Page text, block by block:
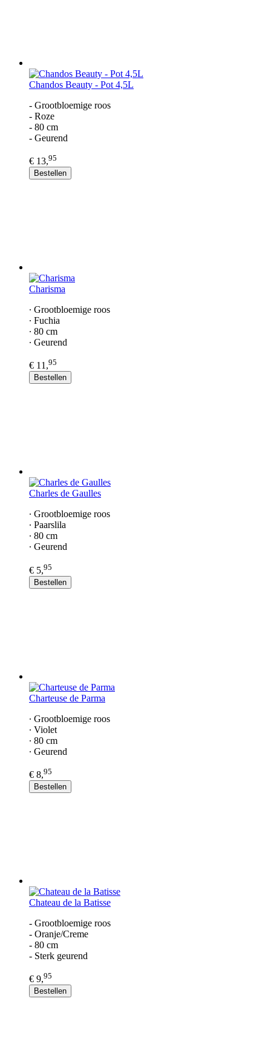
Chandos Beauty - Pot 4,5L
- Grootbloemige roos
- Roze
- 80 cm
- Geurend
€ 13,95
Bestellen
Charisma
∙ Grootbloemige roos
∙ Fuchia
∙ 80 cm
∙ Geurend
€ 11,95
Bestellen
Charles de Gaulles
∙ Grootbloemige roos
∙ Paarslila
∙ 80 cm
∙ Geurend
€ 5,95
Bestellen
Charteuse de Parma
∙ Grootbloemige roos
∙ Violet
∙ 80 cm
∙ Geurend
€ 8,95
Bestellen
Chateau de la Batisse
- Grootbloemige roos
- Oranje/Creme
- 80 cm
- Sterk geurend
€ 9,95
Bestellen